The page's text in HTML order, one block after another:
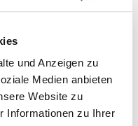
und Anzeigen zu
Medien anbieten
Website zu
Informationen zu Ihrer
dem
in der
(zum